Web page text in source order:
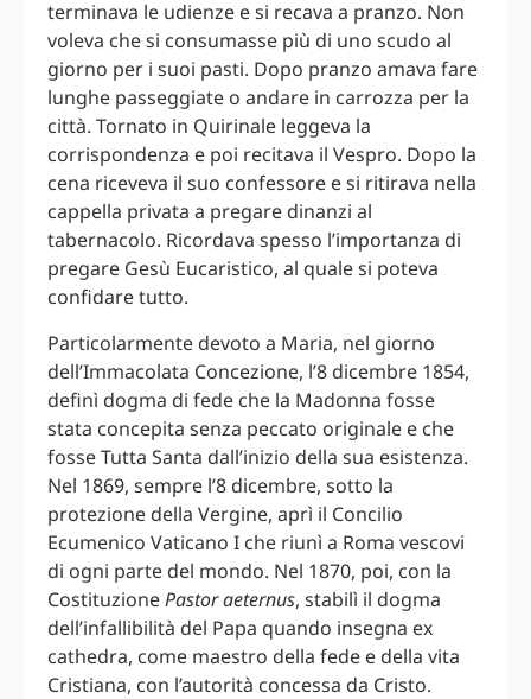
terminava le udienze e si recava a pranzo. Non
voleva che si consumasse più di uno scudo al
giorno per i suoi pasti. Dopo pranzo amava fare
lunghe passeggiate o andare in carrozza per la
città. Tornato in Quirinale leggeva la
corrispondenza e poi recitava il Vespro. Dopo la
cena riceveva il suo confessore e si ritirava nella
cappella privata a pregare dinanzi al
tabernacolo. Ricordava spesso l’importanza di
pregare Gesù Eucaristico, al quale si poteva
confidare tutto.
Particolarmente devoto a Maria, nel giorno
dell’Immacolata Concezione, l’8 dicembre 1854,
definì dogma di fede che la Madonna fosse
stata concepita senza peccato originale e che
fosse Tutta Santa dall’inizio della sua esistenza.
Nel 1869, sempre l’8 dicembre, sotto la
protezione della Vergine, aprì il Concilio
Ecumenico Vaticano I che riunì a Roma vescovi
di ogni parte del mondo. Nel 1870, poi, con la
CostituzionePastor aeternus, stabilì il dogma
dell’infallibilità del Papa quando insegna ex
cathedra, come maestro della fede e della vita
Cristiana, con l’autorità concessa da Cristo.